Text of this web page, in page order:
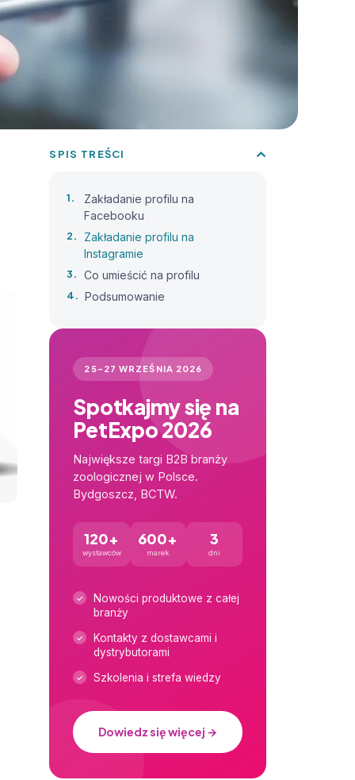
SPIS TREŚCI
Zakładanie profilu na
Facebooku
Zakładanie profilu na
Instagramie
Co umieścić na profilu
Podsumowanie
25–27 WRZEŚNIA 2026
Spotkajmy się na
PetExpo 2026
Największe targi B2B branży
zoologicznej w Polsce.
Bydgoszcz, BCTW.
120+
wystawców
600+
marek
3
dni
Nowości produktowe z całej
branży
Kontakty z dostawcami i
dystrybutorami
Szkolenia i strefa wiedzy
Dowiedz się więcej →